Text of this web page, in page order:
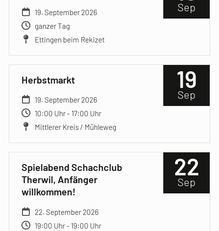
Sep
19. September 2026
ganzer Tag
Ettingen beim Rekizet
19
Sep
Herbstmarkt
19. September 2026
10:00 Uhr - 17:00 Uhr
Mittlerer Kreis / Mühleweg
22
Sep
Spielabend Schachclub
Therwil, Anfänger
willkommen!
22. September 2026
19:00 Uhr - 19:00 Uhr